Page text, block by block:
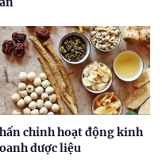
chỉnh hoạt động kinh
dược liệu